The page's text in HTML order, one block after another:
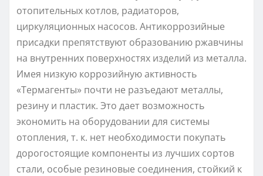
отопительных котлов, радиаторов,
циркуляционных насосов. Антикоррозийные
присадки препятствуют образованию ржавчины
на внутренних поверхностях изделий из металла.
Имея низкую коррозийную активность
«Термагенты» почти не разъедают металлы,
резину и пластик. Это дает возможность
экономить на оборудовании для системы
отопления, т. к. нет необходимости покупать
дорогостоящие компоненты из лучших сортов
стали, особые резиновые соединения, стойкий к